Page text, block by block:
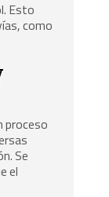
Esto
como
proceso
Se
el